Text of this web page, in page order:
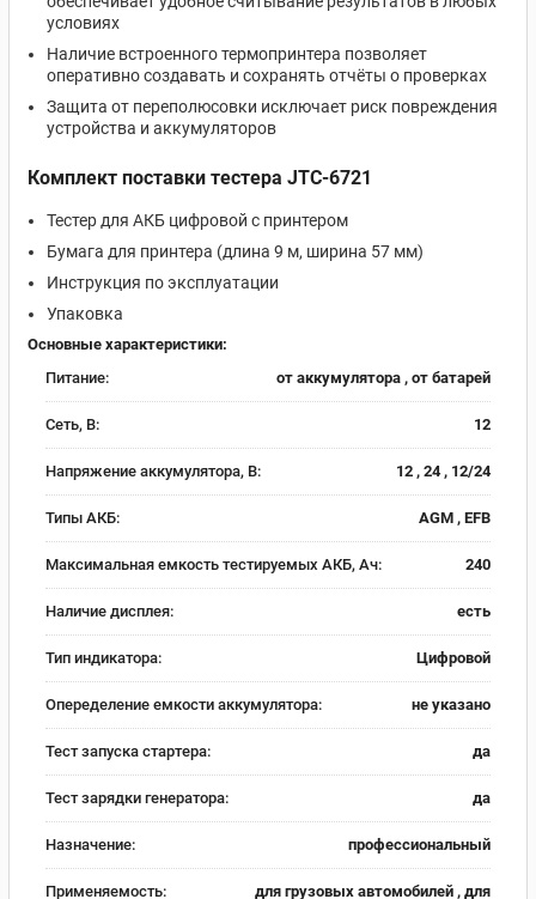
условиях
Наличие встроенного термопринтера позволяет
оперативно создавать и сохранять отчёты о проверках
Защита от переполюсовки исключает риск повреждения
устройства и аккумуляторов
Комплект поставки тестера JTC-6721
Тестер для АКБ цифровой с принтером
Бумага для принтера (длина 9 м, ширина 57 мм)
Инструкция по эксплуатации
Упаковка
Основные характеристики:
Питание:
от аккумулятора , от батарей
Сеть, В: 12
Напряжение аккумулятора, В: 12 , 24 , 12/24
Типы АКБ: AGM , EFB
Максимальная емкость тестируемых АКБ, Ач: 240
Наличие дисплея: есть
Тип индикатора: Цифровой
Опеределение емкости аккумулятора: не указано
Тест запуска стартера: да
Тест зарядки генератора: да
Назначение: профессиональный
Применяемость:
для грузовых автомобилей , для